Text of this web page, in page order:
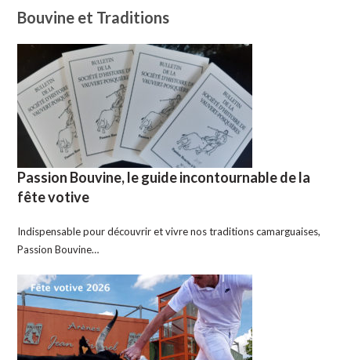
Bouvine et Traditions
Passion Bouvine, le guide incontournable de la
fête votive
Indispensable pour découvrir et vivre nos traditions camarguaises,
Passion Bouvine…